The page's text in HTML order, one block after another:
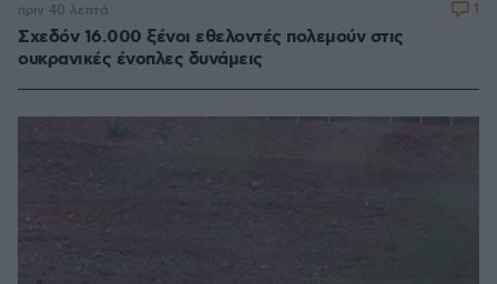
Σχεδόν 16.000 ξένοι εθελοντές πολεμούν στις
ουκρανικές ένοπλες δυνάμεις
πριν 40 λεπτά 1